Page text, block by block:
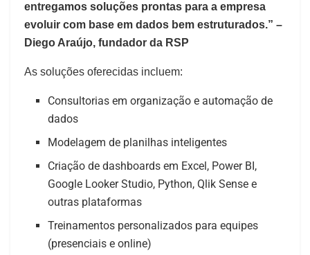
entregamos soluções prontas para a empresa
evoluir com base em dados bem estruturados.” –
Diego Araújo, fundador da RSP
As soluções oferecidas incluem:
Consultorias em organização e automação de
dados
Modelagem de planilhas inteligentes
Criação de dashboards em Excel, Power BI,
Google Looker Studio, Python, Qlik Sense e
outras plataformas
Treinamentos personalizados para equipes
(presenciais e online)